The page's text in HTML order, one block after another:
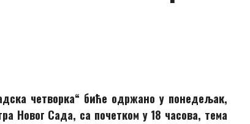
четворка“ биће одржано у понедељак,
Новог Сада, са почетком у 18 часова, тема